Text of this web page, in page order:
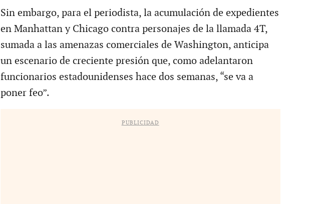
Sin embargo, para el periodista, la acumulación de expedientes
en Manhattan y Chicago contra personajes de la llamada 4T,
sumada a las amenazas comerciales de Washington, anticipa
un escenario de creciente presión que, como adelantaron
funcionarios estadounidenses hace dos semanas, “se va a
poner feo”.
PUBLICIDAD